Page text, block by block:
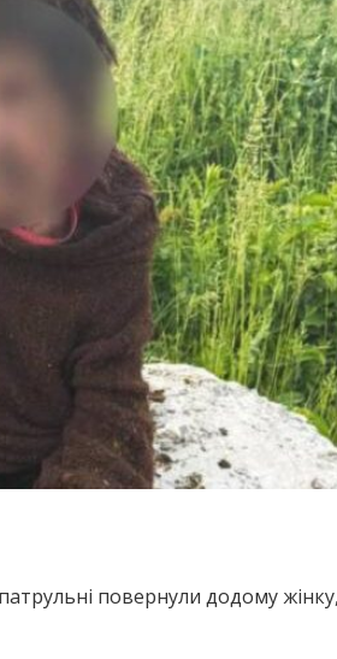
повернули додому